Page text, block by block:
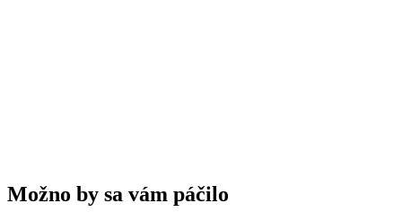
Možno by sa vám páčilo